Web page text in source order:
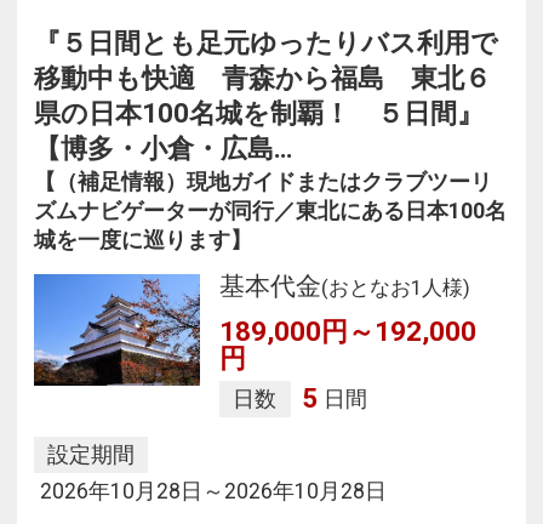
『５日間とも足元ゆったりバス利用で
移動中も快適 青森から福島 東北６
県の日本100名城を制覇！ ５日間』
【博多・小倉・広島…
【（補足情報）現地ガイドまたはクラブツーリ
ズムナビゲーターが同行／東北にある日本100名
城を一度に巡ります】
基本代金(おとなお1人様)
189,000円～192,000
円
日数 5 日間
設定期間
2026年10月28日～2026年10月28日